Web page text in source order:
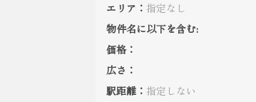
エリア： 指定なし
物件名に以下を含む:
価格：
広さ：
駅距離： 指定しない